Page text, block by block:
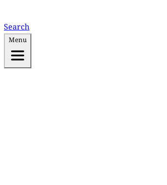
Search
Menu